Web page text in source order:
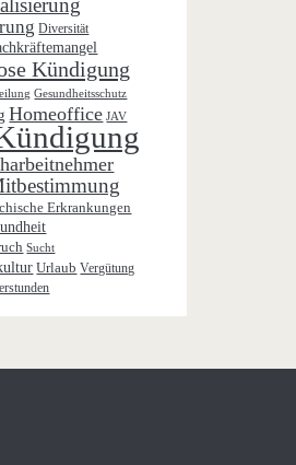
Diversität
Kündigung
Gesundheitsschutz
Homeoffice JAV
Erkrankungen
Sucht
Urlaub Vergütung